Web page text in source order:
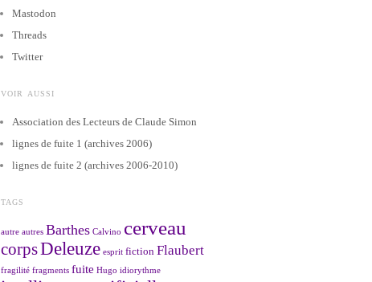
Mastodon
Threads
Twitter
VOIR AUSSI
Association des Lecteurs de Claude Simon
lignes de fuite 1 (archives 2006)
lignes de fuite 2 (archives 2006-2010)
TAGS
autre autres Barthes Calvino cerveau
corpsDeleuze esprit fiction Flaubert
fragilité fragments fuite Hugo idiorythme